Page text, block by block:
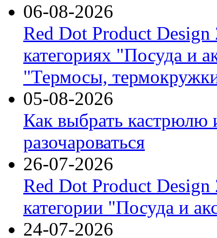
06-08-2026
Red Dot Product Design
категориях "Посуда и
"Термосы,
05-08-2026
Как выбрать кастрюлю
разочароваться
26-07-2026
Red Dot Product Design
категории "Посуда и
24-07-2026